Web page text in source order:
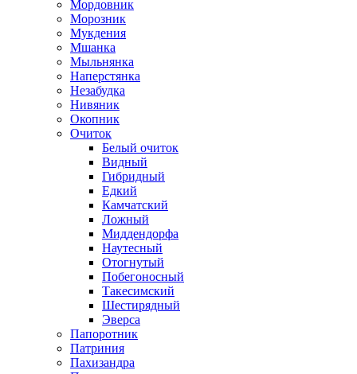
Мордовник
Морозник
Мукдения
Мшанка
Мыльнянка
Наперстянка
Незабудка
Нивяник
Окопник
Очиток
Белый очиток
Видный
Гибридный
Едкий
Камчатский
Ложный
Миддендорфа
Наутесный
Отогнутый
Побегоносный
Такесимский
Шестирядный
Эверса
Папоротник
Патриния
Пахизандра